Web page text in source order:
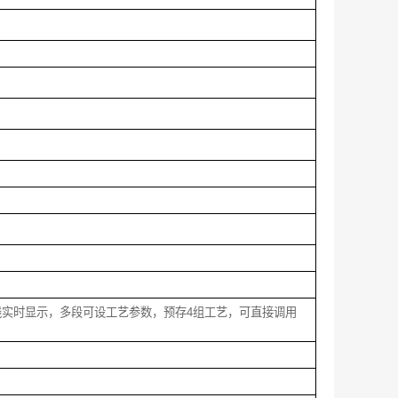
时显示，多段可设工艺参数，预存4组工艺，可直接调用